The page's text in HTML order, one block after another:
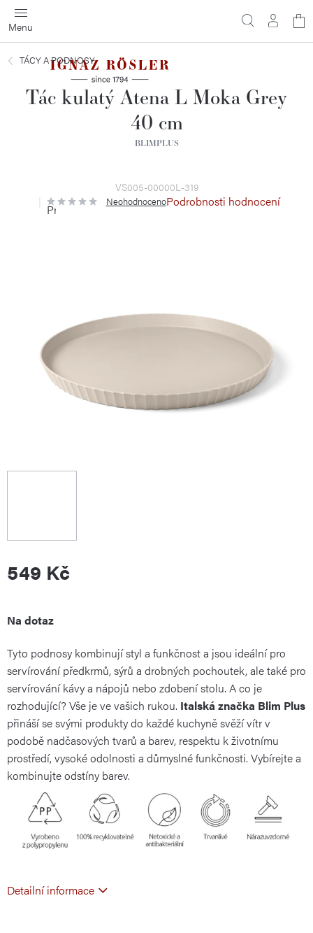
Přejít
na
obsah
TÁCY A PODNOSY
Tác kulatý Atena L Moka Grey
40 cm
BLIMPLUS
VS005-00000L-319
Průměrné
hodnocení
NeohodnocenoPodrobnosti hodnocení
549 Kč
Měrná
cena:
Na dotaz
Tyto podnosy kombinují styl a funkčnost a jsou ideální pro
servírování předkrmů, sýrů a drobných pochoutek, ale také pro
servírování kávy a nápojů nebo zdobení stolu. A co je
rozhodující? Vše je ve vašich rukou. Italská značka Blim Plus
přináší se svými produkty do každé kuchyně svěží vítr v
podobě nadčasových tvarů a barev, respektu k životnímu
prostředí, vysoké odolnosti a důmyslné funkčnosti. Vybírejte a
kombinujte odstíny barev.
Detailní informace